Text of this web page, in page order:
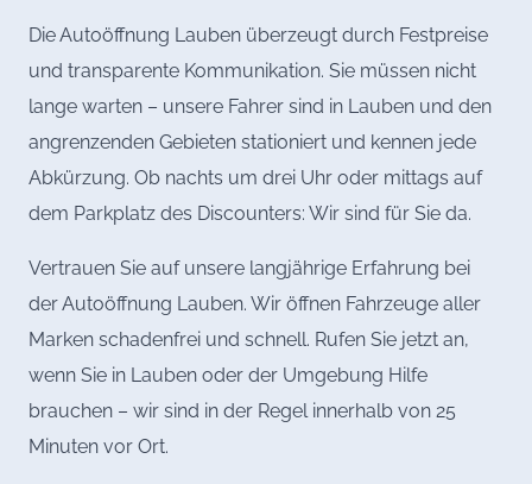
Die Autoöffnung Lauben überzeugt durch Festpreise
und transparente Kommunikation. Sie müssen nicht
lange warten – unsere Fahrer sind in Lauben und den
angrenzenden Gebieten stationiert und kennen jede
Abkürzung. Ob nachts um drei Uhr oder mittags auf
dem Parkplatz des Discounters: Wir sind für Sie da.
Vertrauen Sie auf unsere langjährige Erfahrung bei
der Autoöffnung Lauben. Wir öffnen Fahrzeuge aller
Marken schadenfrei und schnell. Rufen Sie jetzt an,
wenn Sie in Lauben oder der Umgebung Hilfe
brauchen – wir sind in der Regel innerhalb von 25
Minuten vor Ort.